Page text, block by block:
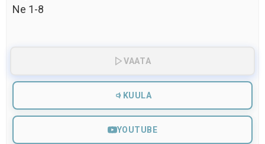
Ne 1-8
VAATA
KUULA
YOUTUBE